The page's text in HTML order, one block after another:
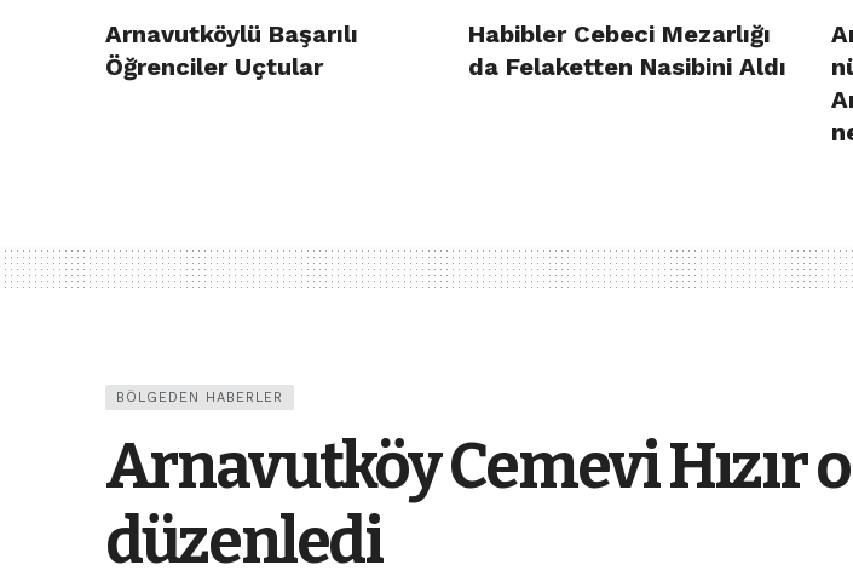
Arnavutköylü Başarılı
Öğrenciler Uçtular
Habibler Cebeci Mezarlığı
da Felaketten Nasibini Aldı
BÖLGEDEN HABERLER
Arnavutköy Cemevi Hızır
düzenledi